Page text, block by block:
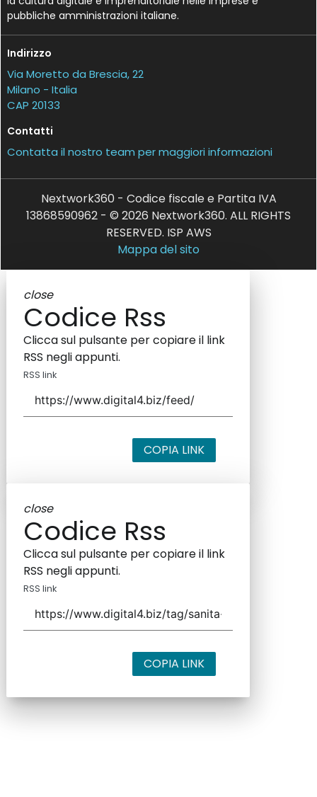
pubbliche amministrazioni italiane.
Indirizzo
Via Moretto da Brescia, 22
Milano - Italia
CAP 20133
Contatti
Contatta il nostro team per maggiori informazioni
Nextwork360 - Codice fiscale e Partita IVA
13868590962 - © 2026 Nextwork360. ALL RIGHTS
RESERVED. ISP AWS
Mappa del sito
close
Codice Rss
Clicca sul pulsante per copiare il link
RSS negli appunti.
RSS link
COPIA LINK
close
Codice Rss
Clicca sul pulsante per copiare il link
RSS negli appunti.
RSS link
COPIA LINK